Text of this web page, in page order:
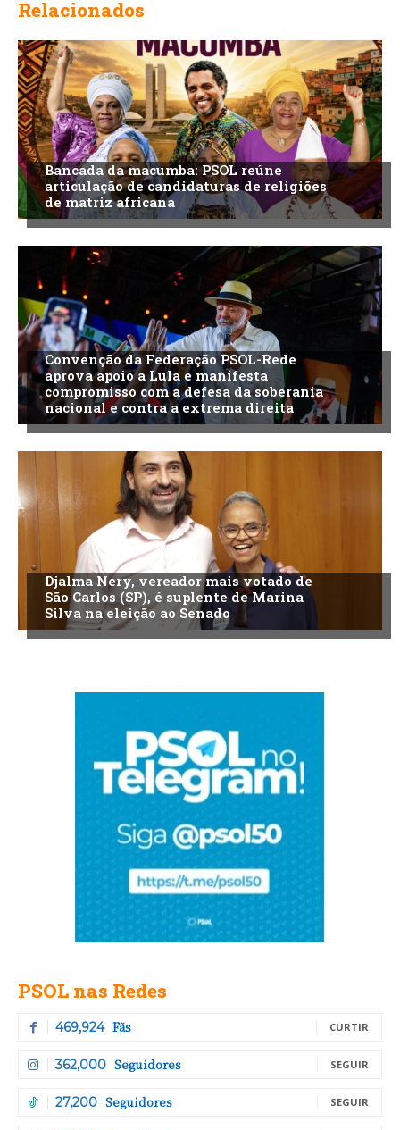
Relacionados
Bancada da macumba: PSOL reúne
articulação de candidaturas de religiões
de matriz africana
Convenção da Federação PSOL-Rede
aprova apoio a Lula e manifesta
compromisso com a defesa da soberania
nacional e contra a extrema direita
Djalma Nery, vereador mais votado de
São Carlos (SP), é suplente de Marina
Silva na eleição ao Senado
PSOL nas Redes
469,924 Fãs CURTIR
362,000 Seguidores SEGUIR
27,200 Seguidores SEGUIR